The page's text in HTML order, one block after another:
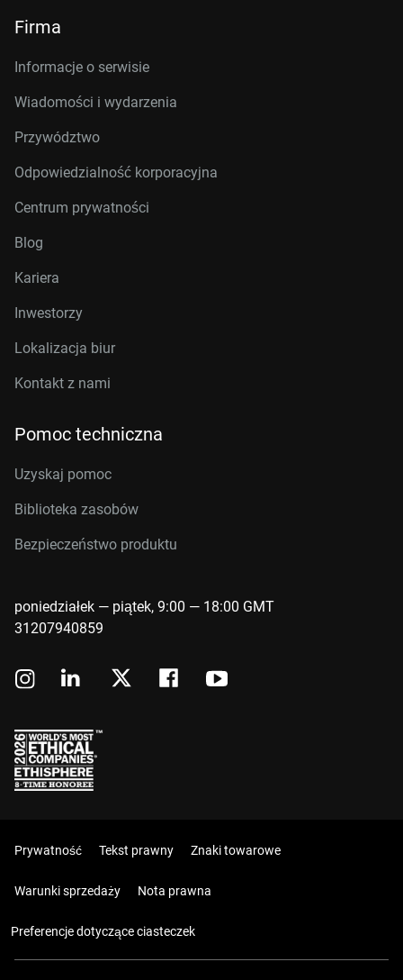
Firma
Informacje o serwisie
Wiadomości i wydarzenia
Przywództwo
Odpowiedzialność korporacyjna
Centrum prywatności
Blog
Kariera
Inwestorzy
Lokalizacja biur
Kontakt z nami
Pomoc techniczna
Uzyskaj pomoc
Biblioteka zasobów
Bezpieczeństwo produktu
poniedziałek — piątek, 9:00 — 18:00 GMT
31207940859
Prywatność Tekst prawny Znaki towarowe
Warunki sprzedaży Nota prawna
Preferencje dotyczące ciasteczek